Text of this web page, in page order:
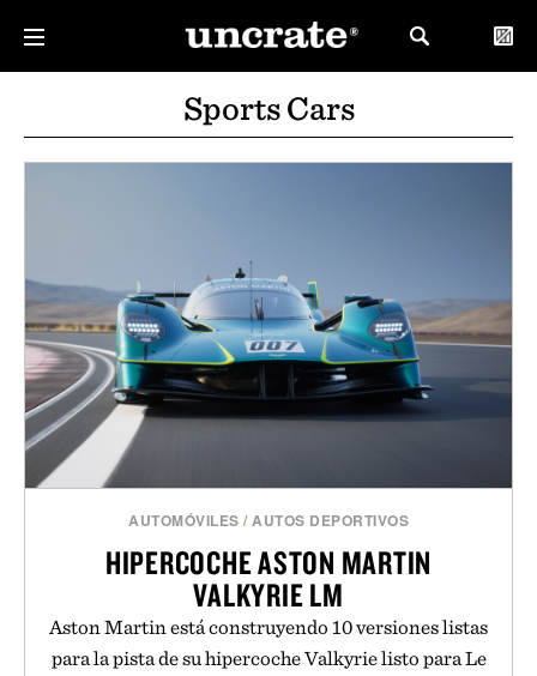
Sports Cars
AUTOMÓVILES /AUTOS DEPORTIVOS
HIPERCOCHE ASTON MARTIN
VALKYRIE LM
Aston Martin está construyendo 10 versiones listas
para la pista de su hipercoche Valkyrie listo para Le